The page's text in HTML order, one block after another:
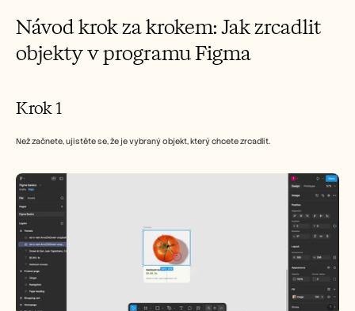
Návod krok za krokem: Jak zrcadlit
objekty v programu Figma
Krok 1
Než začnete, ujistěte se, že je vybraný objekt, který chcete zrcadlit.
Help Center